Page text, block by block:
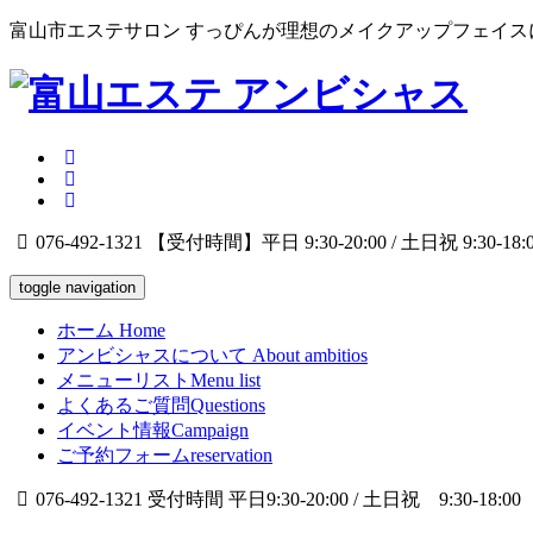
富山市エステサロン すっぴんが理想のメイクアップフェイス
076-492-1321 【受付時間】平日 9:30-20:00 / 土日祝 9:30-
toggle navigation
ホーム Home
アンビシャスについて About ambitios
メニューリスト Menu list
よくあるご質問Questions
イベント情報Campaign
ご予約フォームreservation
076-492-1321 受付時間 平日9:30-20:00 / 土日祝 9:30-18:00